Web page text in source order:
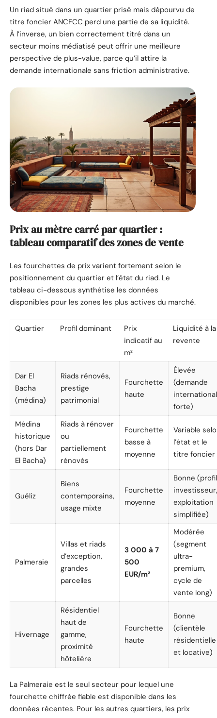
Un riad situé dans un quartier prisé mais dépourvu de
titre foncier ANCFCC perd une partie de sa liquidité.
À l’inverse, un bien correctement titré dans un
secteur moins médiatisé peut offrir une meilleure
perspective de plus-value, parce qu’il attire la
demande internationale sans friction administrative.
Prix au mètre carré par quartier :
tableau comparatif des zones de vente
Les fourchettes de prix varient fortement selon le
positionnement du quartier et l’état du riad. Le
tableau ci-dessous synthétise les données
disponibles pour les zones les plus actives du marché.
Quartier Profil dominant
Prix
indicatif au
m²
Liquidité à la
revente
Dar El
Bacha
(médina)
Riads rénovés,
prestige
patrimonial
Fourchette
haute
Élevée
(demande
forte)
Médina
historique
(hors Dar
El Bacha)
Riads à rénover
ou
partiellement
rénovés
Fourchette
basse à
moyenne
Variable
l’état et le
titre foncier
Guéliz
Biens
contemporains,
usage mixte
Fourchette
moyenne
Bonne (profil
investisseur,
exploitation
simplifiée)
Palmeraie
Villas et riads
d’exception,
grandes
parcelles
3 000 à 7
500
EUR/m²
Modérée
(segment
ultra-
premium,
cycle de
vente long)
Hivernage
Résidentiel
haut de
gamme,
proximité
hôtelière
Fourchette
haute
Bonne
(clientèle
résidentielle
et locative)
La Palmeraie est le seul secteur pour lequel une
fourchette chiffrée fiable est disponible dans les
données récentes. Pour les autres quartiers, les prix